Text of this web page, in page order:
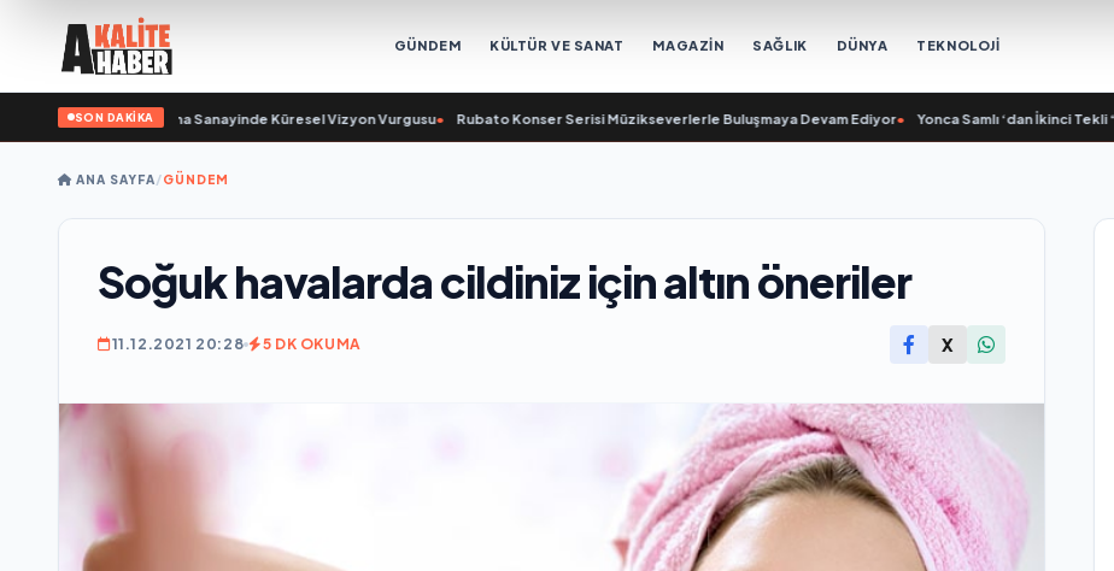
GÜNDEM KÜLTÜR VE SANAT MAGAZİN SAĞLIK DÜNYA TEKNOLOJİ
SON DAKİKA
Açıkladı ve Savunma Sanayinde Küresel Vizyon Vurgusu• Rubato Konser Serisi Müzikseverlerle Buluşmaya Devam Ediyor• Yonca Samlı ‘dan İkinci Tekli
ANA SAYFA/GÜNDEM
Soğuk havalarda cildiniz için altın öneriler
11.12.2021 20:28 5 DK OKUMA X